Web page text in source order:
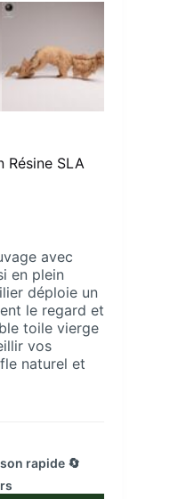
Résine SLA
avec
en plein
déploie un
le regard et
toile vierge
vos
naturel et
rapide 🔄